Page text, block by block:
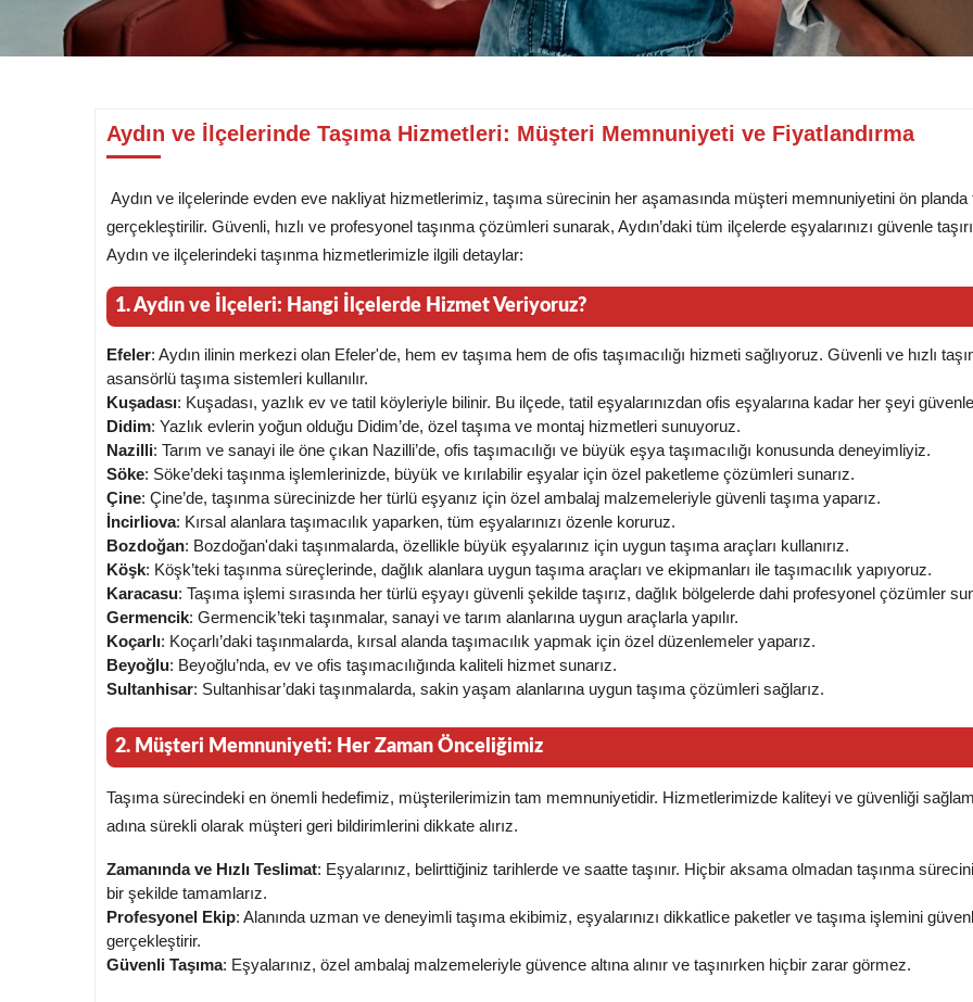
Aydın ve İlçelerinde Taşıma Hizmetleri: Müşteri Memnuniyeti ve Fiyatlandırma
Aydın ve ilçelerinde evden eve nakliyat hizmetlerimiz, taşıma sürecinin her aşamasında müşteri memnuniyetini ön planda
gerçekleştirilir. Güvenli, hızlı ve profesyonel taşınma çözümleri sunarak, Aydın’daki tüm ilçelerde eşyalarınızı güvenle
Aydın ve ilçelerindeki taşınma hizmetlerimizle ilgili detaylar:
1. Aydın ve İlçeleri: Hangi İlçelerde Hizmet Veriyoruz?
Efeler: Aydın ilinin merkezi olan Efeler'de, hem ev taşıma hem de ofis taşımacılığı hizmeti sağlıyoruz. Güvenli ve hızlı
asansörlü taşıma sistemleri kullanılır.
Kuşadası: Kuşadası, yazlık ev ve tatil köyleriyle bilinir. Bu ilçede, tatil eşyalarınızdan ofis eşyalarına kadar her şeyi güvenle
Didim: Yazlık evlerin yoğun olduğu Didim’de, özel taşıma ve montaj hizmetleri sunuyoruz.
Nazilli: Tarım ve sanayi ile öne çıkan Nazilli’de, ofis taşımacılığı ve büyük eşya taşımacılığı konusunda deneyimliyiz.
Söke: Söke’deki taşınma işlemlerinizde, büyük ve kırılabilir eşyalar için özel paketleme çözümleri sunarız.
Çine: Çine’de, taşınma sürecinizde her türlü eşyanız için özel ambalaj malzemeleriyle güvenli taşıma yaparız.
İncirliova: Kırsal alanlara taşımacılık yaparken, tüm eşyalarınızı özenle koruruz.
Bozdoğan: Bozdoğan'daki taşınmalarda, özellikle büyük eşyalarınız için uygun taşıma araçları kullanırız.
Köşk: Köşk’teki taşınma süreçlerinde, dağlık alanlara uygun taşıma araçları ve ekipmanları ile taşımacılık yapıyoruz.
Karacasu: Taşıma işlemi sırasında her türlü eşyayı güvenli şekilde taşırız, dağlık bölgelerde dahi profesyonel çözümler
Germencik: Germencik’teki taşınmalar, sanayi ve tarım alanlarına uygun araçlarla yapılır.
Koçarlı: Koçarlı’daki taşınmalarda, kırsal alanda taşımacılık yapmak için özel düzenlemeler yaparız.
Beyoğlu: Beyoğlu’nda, ev ve ofis taşımacılığında kaliteli hizmet sunarız.
Sultanhisar: Sultanhisar’daki taşınmalarda, sakin yaşam alanlarına uygun taşıma çözümleri sağlarız.
2. Müşteri Memnuniyeti: Her Zaman Önceliğimiz
Taşıma sürecindeki en önemli hedefimiz, müşterilerimizin tam memnuniyetidir. Hizmetlerimizde kaliteyi ve güvenliği
adına sürekli olarak müşteri geri bildirimlerini dikkate alırız.
Zamanında ve Hızlı Teslimat: Eşyalarınız, belirttiğiniz tarihlerde ve saatte taşınır. Hiçbir aksama olmadan taşınma
bir şekilde tamamlarız.
Profesyonel Ekip: Alanında uzman ve deneyimli taşıma ekibimiz, eşyalarınızı dikkatlice paketler ve taşıma işlemini
gerçekleştirir.
Güvenli Taşıma: Eşyalarınız, özel ambalaj malzemeleriyle güvence altına alınır ve taşınırken hiçbir zarar görmez.